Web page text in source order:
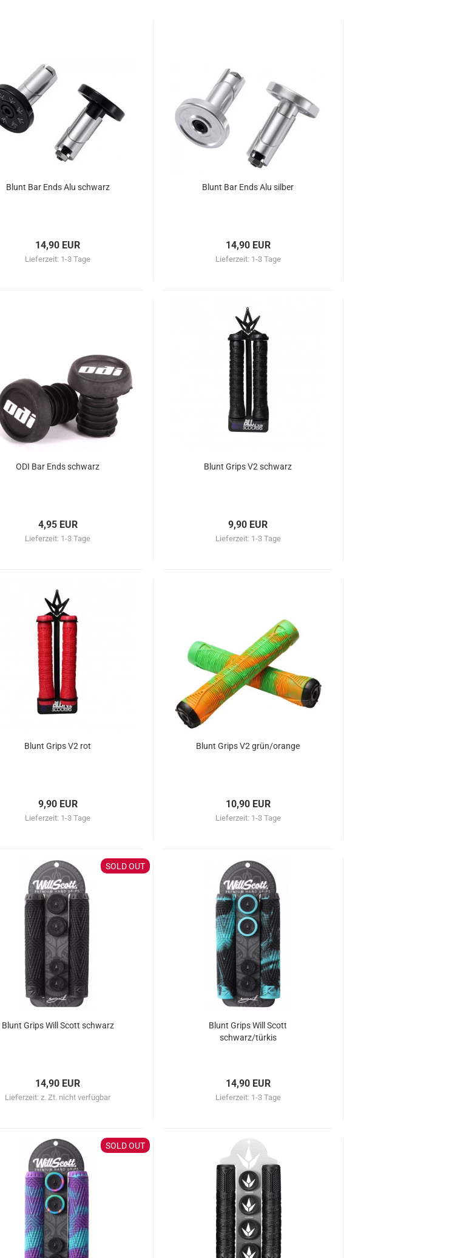
Blunt Bar Ends Alu schwarz
14,90 EUR
Lieferzeit: 1-3 Tage
Blunt Bar Ends Alu silber
14,90 EUR
Lieferzeit: 1-3 Tage
ODI Bar Ends schwarz
4,95 EUR
Lieferzeit: 1-3 Tage
Blunt Grips V2 schwarz
9,90 EUR
Lieferzeit: 1-3 Tage
Blunt Grips V2 rot
9,90 EUR
Lieferzeit: 1-3 Tage
Blunt Grips V2 grün/orange
10,90 EUR
Lieferzeit: 1-3 Tage
SOLD OUT
Blunt Grips Will Scott schwarz
14,90 EUR
Lieferzeit:z. Zt. nicht verfügbar
Blunt Grips Will Scott
schwarz/türkis
14,90 EUR
Lieferzeit: 1-3 Tage
SOLD OUT